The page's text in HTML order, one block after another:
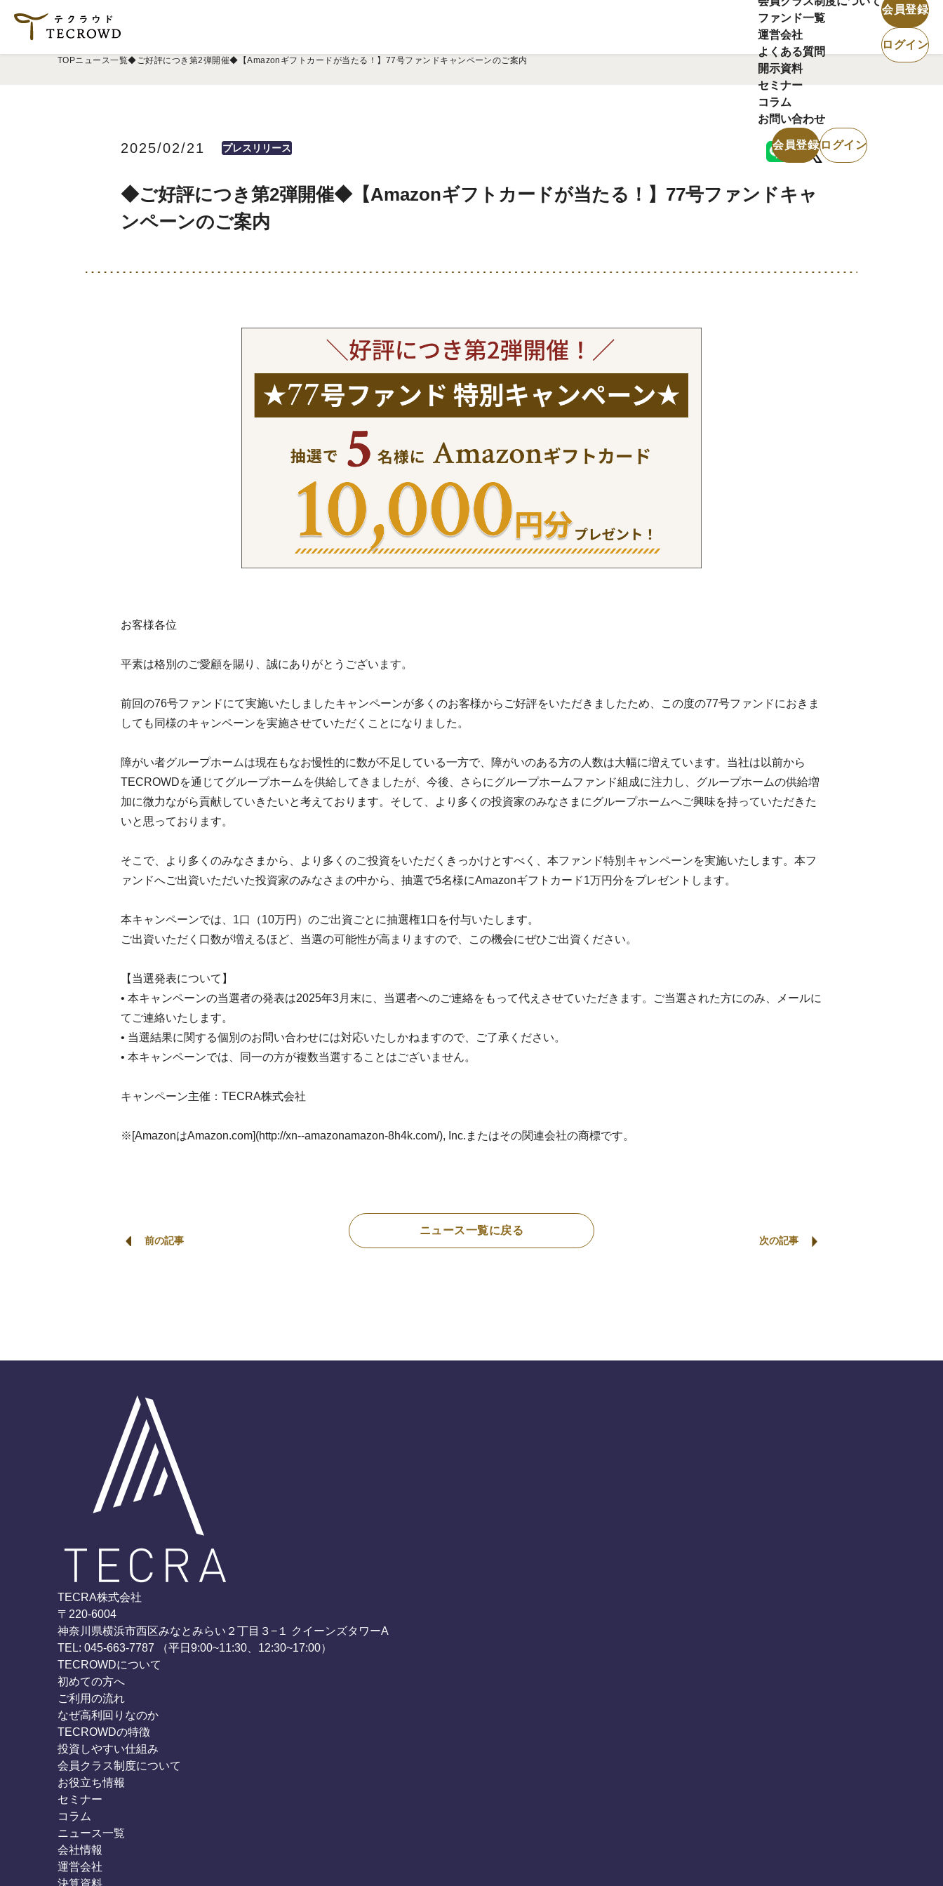
ファンド一覧
運営会社
よくある質問
開示資料
セミナー
コラム
お問い合わせ
会員登録ログイン
会員登録
ログイン
TOPニュース一覧◆ご好評につき第2弾開催◆【Amazonギフトカードが当たる！】77号ファンドキャンペーンのご案内
2025/02/21 プレスリリース
◆ご好評につき第2弾開催◆【Amazonギフトカードが当たる！】77号ファンドキャ
ンペーンのご案内
お客様各位
平素は格別のご愛顧を賜り、誠にありがとうございます。
前回の76号ファンドにて実施いたしましたキャンペーンが多くのお客様からご好評をいただきましたため、この度の77号ファンドにおきま
しても同様のキャンペーンを実施させていただくことになりました。
障がい者グループホームは現在もなお慢性的に数が不足している一方で、障がいのある方の人数は大幅に増えています。当社は以前から
TECROWDを通じてグループホームを供給してきましたが、今後、さらにグループホームファンド組成に注力し、グループホームの供給増
加に微力ながら貢献していきたいと考えております。そして、より多くの投資家のみなさまにグループホームへご興味を持っていただきた
いと思っております。
そこで、より多くのみなさまから、より多くのご投資をいただくきっかけとすべく、本ファンド特別キャンペーンを実施いたします。本フ
ァンドへご出資いただいた投資家のみなさまの中から、抽選で5名様にAmazonギフトカード1万円分をプレゼントします。
本キャンペーンでは、1口（10万円）のご出資ごとに抽選権1口を付与いたします。
ご出資いただく口数が増えるほど、当選の可能性が高まりますので、この機会にぜひご出資ください。
【当選発表について】
• 本キャンペーンの当選者の発表は2025年3月末に、当選者へのご連絡をもって代えさせていただきます。ご当選された方にのみ、メールに
てご連絡いたします。
• 当選結果に関する個別のお問い合わせには対応いたしかねますので、ご了承ください。
• 本キャンペーンでは、同一の方が複数当選することはございません。
キャンペーン主催：TECRA株式会社
※[AmazonはAmazon.com](http://xn--amazonamazon-8h4k.com/), Inc.またはその関連会社の商標です。
前の記事
ニュース一覧に戻る
次の記事
TECRA株式会社
〒220-6004
神奈川県横浜市西区みなとみらい２丁目３−１ クイーンズタワーA
TEL: 045-663-7787 （平日9:00~11:30、12:30~17:00）
TECROWDについて
初めての方へ
ご利用の流れ
なぜ高利回りなのか
TECROWDの特徴
投資しやすい仕組み
会員クラス制度について
お役立ち情報
セミナー
コラム
ニュース一覧
会社情報
運営会社